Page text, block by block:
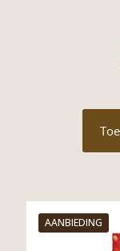
AANBIEDING